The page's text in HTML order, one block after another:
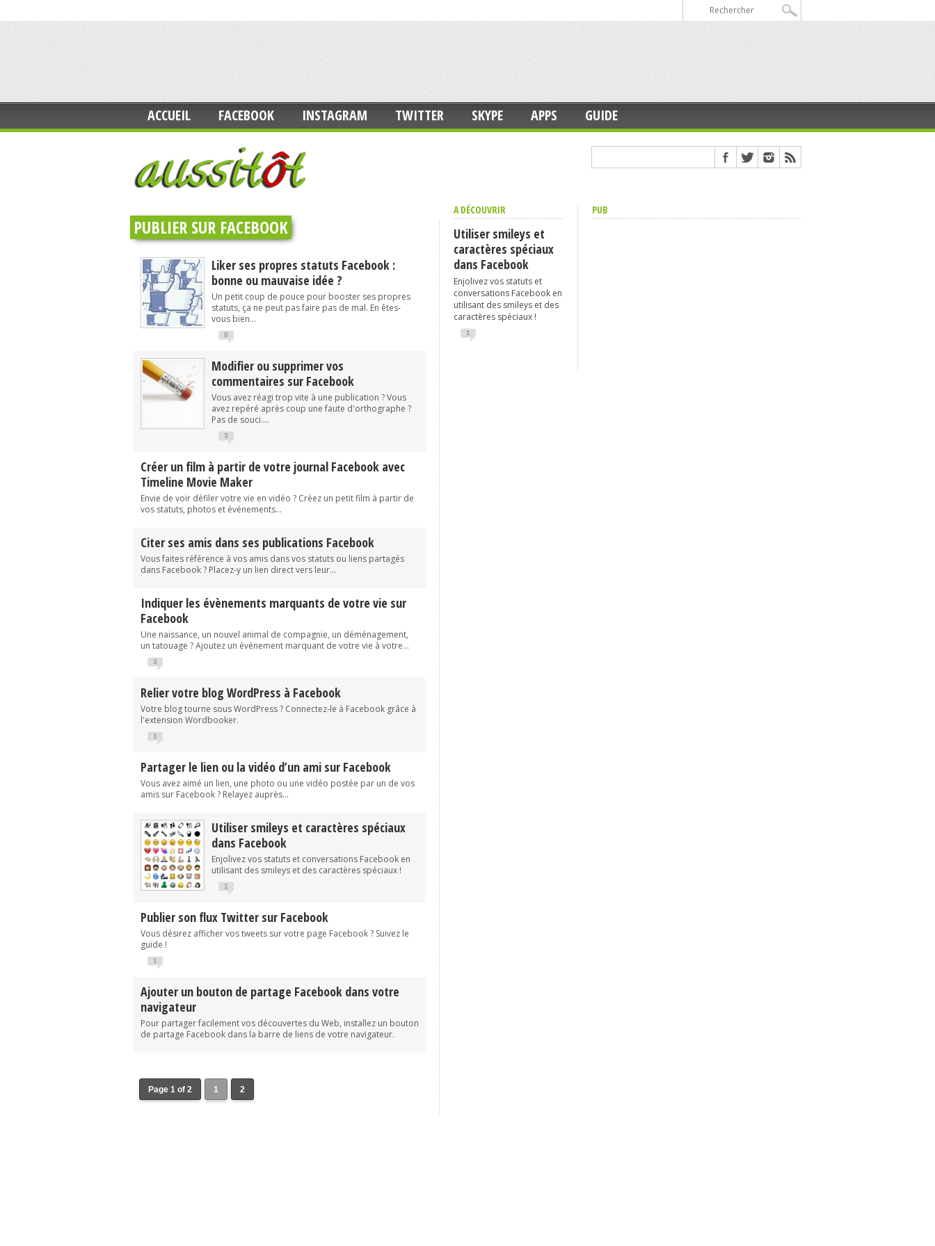
ACCUEIL FACEBOOK INSTAGRAM TWITTER SKYPE APPS GUIDE
PUBLIER SUR FACEBOOK
Liker ses propres statuts Facebook :
bonne ou mauvaise idée ?
Un petit coup de pouce pour booster ses propres
statuts, ça ne peut pas faire pas de mal. En êtes-
vous bien...
8
Modifier ou supprimer vos
commentaires sur Facebook
Vous avez réagi trop vite à une publication ? Vous
avez repéré après coup une faute d'orthographe ?
Pas de souci....
3
Créer un film à partir de votre journal Facebook avec
Timeline Movie Maker
Envie de voir défiler votre vie en vidéo ? Créez un petit film à partir de
vos statuts, photos et événements...
Citer ses amis dans ses publications Facebook
Vous faites référence à vos amis dans vos statuts ou liens partagés
dans Facebook ? Placez-y un lien direct vers leur...
Indiquer les évènements marquants de votre vie sur
Facebook
Une naissance, un nouvel animal de compagnie, un déménagement,
un tatouage ? Ajoutez un événement marquant de votre vie à votre...
3
Relier votre blog WordPress à Facebook
Votre blog tourne sous WordPress ? Connectez-le à Facebook grâce à
l'extension Wordbooker.
1
Partager le lien ou la vidéo d’un ami sur Facebook
Vous avez aimé un lien, une photo ou une vidéo postée par un de vos
amis sur Facebook ? Relayez auprès...
Utiliser smileys et caractères spéciaux
dans Facebook
Enjolivez vos statuts et conversations Facebook en
utilisant des smileys et des caractères spéciaux !
1
Publier son flux Twitter sur Facebook
Vous désirez afficher vos tweets sur votre page Facebook ? Suivez le
guide !
1
Ajouter un bouton de partage Facebook dans votre
navigateur
Pour partager facilement vos découvertes du Web, installez un bouton
de partage Facebook dans la barre de liens de votre navigateur.
Page 1 of 2 1 2
A DÉCOUVRIR
Utiliser smileys et
caractères spéciaux
dans Facebook
Enjolivez vos statuts et
conversations Facebook en
utilisant des smileys et des
caractères spéciaux !
1
PUB